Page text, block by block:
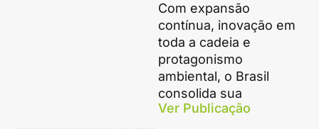
Com expansão
contínua, inovação em
toda a cadeia e
protagonismo
ambiental, o Brasil
consolida sua
Ver Publicação